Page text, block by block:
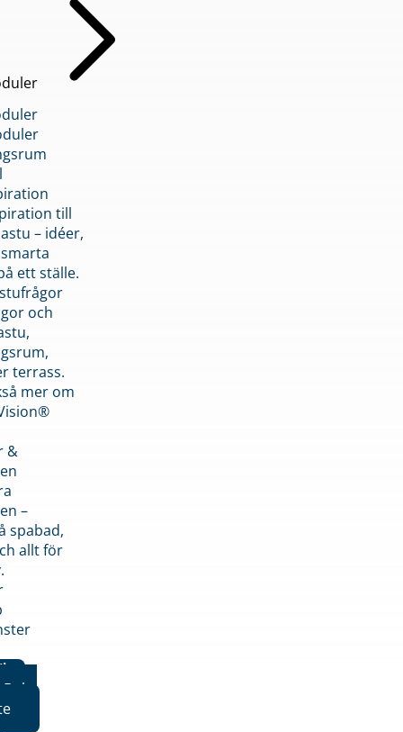
till
– idéer,
ett ställe.
och
terrass.
mer om
&
–
spabad,
allt för
Boka